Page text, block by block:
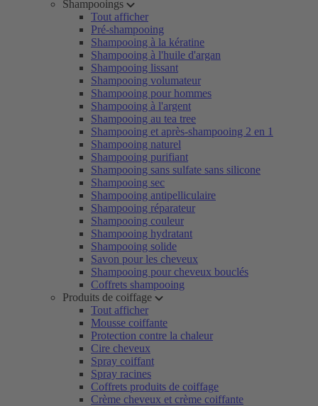
Shampooings
Tout afficher
Pré-shampooing
Shampooing à la kératine
Shampooing à l'huile d'argan
Shampooing lissant
Shampooing volumateur
Shampooing pour hommes
Shampooing à l'argent
Shampooing au tea tree
Shampooing et après-shampooing 2 en 1
Shampooing naturel
Shampooing purifiant
Shampooing sans sulfate sans silicone
Shampooing sec
Shampooing antipelliculaire
Shampooing réparateur
Shampooing couleur
Shampooing hydratant
Shampooing solide
Savon pour les cheveux
Shampooing pour cheveux bouclés
Coffrets shampooing
Produits de coiffage
Tout afficher
Mousse coiffante
Protection contre la chaleur
Cire cheveux
Spray coiffant
Spray racines
Coffrets produits de coiffage
Crème cheveux et crème coiffante